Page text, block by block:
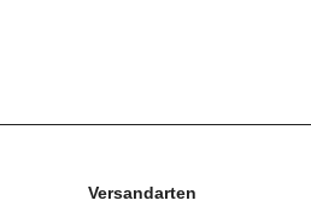
Versandarten